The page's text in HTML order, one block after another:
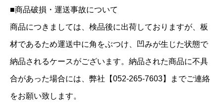
■商品破損・運送事故について
商品につきましては、検品後に出荷しておりますが、板
材であるため運送中に角をぶつけ、凹みが生じた状態で
納品されるケースがございます。納品された商品に不具
合があった場合には、弊社【052-265-7603】までご連絡
をお願い致します。